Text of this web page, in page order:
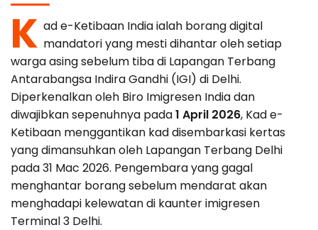
Error Correction
Missed Deadline
Canada
EU Citizens
NRI Guide
Bangalore
Languages
K ad e-Ketibaan India ialah borang digital
mandatori yang mesti dihantar oleh setiap
warga asing sebelum tiba di Lapangan Terbang
Antarabangsa Indira Gandhi (IGI) di Delhi.
Diperkenalkan oleh Biro Imigresen India dan
diwajibkan sepenuhnya pada1 April 2026, Kad e-
Ketibaan menggantikan kad disembarkasi kertas
yang dimansuhkan oleh Lapangan Terbang Delhi
pada 31 Mac 2026. Pengembara yang gagal
menghantar borang sebelum mendarat akan
menghadapi kelewatan di kaunter imigresen
Terminal 3 Delhi.